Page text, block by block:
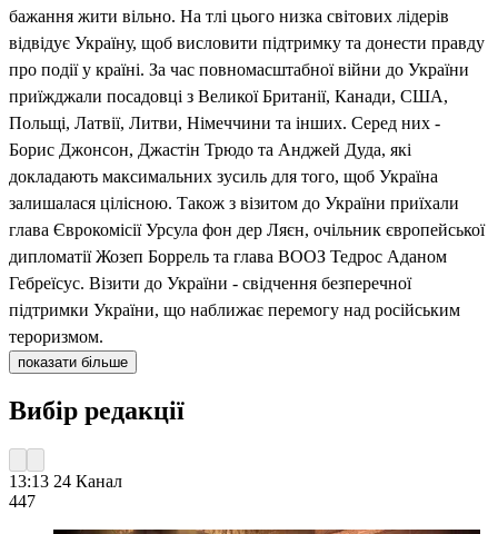
бажання жити вільно. На тлі цього низка світових лідерів
відвідує Україну, щоб висловити підтримку та донести правду
про події у країні. За час повномасштабної війни до України
приїжджали посадовці з Великої Британії, Канади, США,
Польщі, Латвії, Литви, Німеччини та інших. Серед них -
Борис Джонсон, Джастін Трюдо та Анджей Дуда, які
докладають максимальних зусиль для того, щоб Україна
залишалася цілісною. Також з візитом до України приїхали
глава Єврокомісії Урсула фон дер Ляєн, очільник європейської
дипломатії Жозеп Боррель та глава ВООЗ Тедрос Аданом
Гебреїсус. Візити до України - свідчення безперечної
підтримки України, що наближає перемогу над російським
тероризмом.
показати більше
Вибір редакції
13:13 24 Канал
447